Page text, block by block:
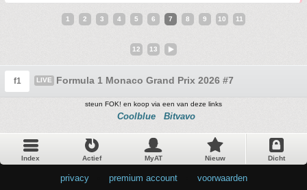
1 2 3 4 5 6 7 8 9 10 11
12 13
f1 LIVE Formula 1 Monaco Grand Prix 2026 #7
steun FOK! en koop via een van deze links
Coolblue Bitvavo
Index Actief MyAT Nieuw Dicht
privacy premium account voorwaarden